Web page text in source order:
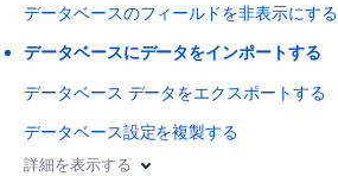
データベースのフィールドを非表示にする
データベースにデータをインポートする
データベース データをエクスポートする
データベース設定を複製する
詳細を表示する